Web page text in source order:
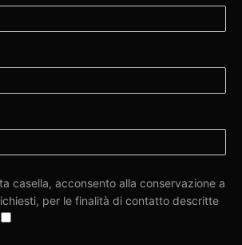
casella, acconsento alla conservazione a
per le finalità di contatto descritte